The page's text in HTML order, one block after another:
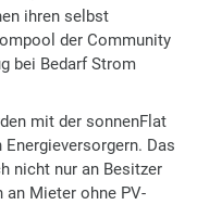
ihren selbst
der Community
bei Bedarf Strom
mit der sonnenFlat
Energieversorgern. Das
nicht nur an Besitzer
an Mieter ohne PV-